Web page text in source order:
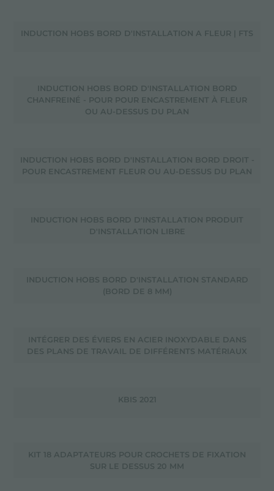
INDUCTION HOBS BORD D'INSTALLATION A FLEUR | FTS
INDUCTION HOBS BORD D'INSTALLATION BORD
CHANFREINÉ - POUR POUR ENCASTREMENT À FLEUR
OU AU-DESSUS DU PLAN
INDUCTION HOBS BORD D'INSTALLATION BORD DROIT -
POUR ENCASTREMENT FLEUR OU AU-DESSUS DU PLAN
INDUCTION HOBS BORD D'INSTALLATION PRODUIT
D'INSTALLATION LIBRE
INDUCTION HOBS BORD D'INSTALLATION STANDARD
(BORD DE 8 MM)
INTÉGRER DES ÉVIERS EN ACIER INOXYDABLE DANS
DES PLANS DE TRAVAIL DE DIFFÉRENTS MATÉRIAUX
KBIS 2021
KIT 18 ADAPTATEURS POUR CROCHETS DE FIXATION
SUR LE DESSUS 20 MM